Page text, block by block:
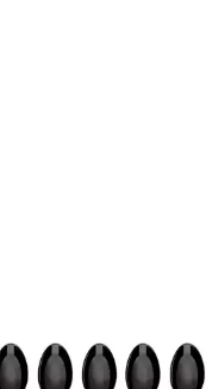
Löffel GRÄWE